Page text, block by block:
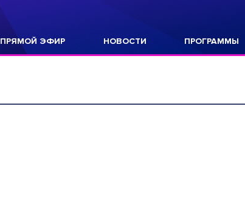
ПРЯМОЙ ЭФИР НОВОСТИ ПРОГРАММЫ